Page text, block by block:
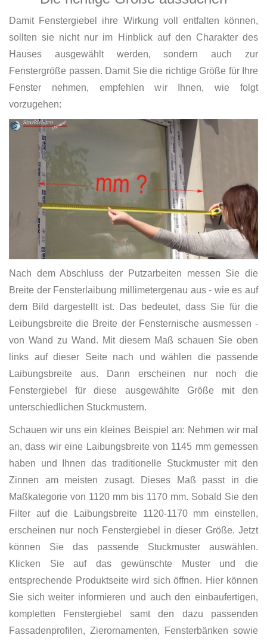
Damit Fenstergiebel ihre Wirkung voll entfalten können,
sollten sie nicht nur im Hinblick auf den Charakter des
Hauses ausgewählt werden, sondern auch zur
Fenstergröße passen. Damit Sie die richtige Größe für Ihre
Fenster nehmen, empfehlen wir Ihnen, wie folgt
vorzugehen:
Nach dem Abschluss der Putzarbeiten messen Sie die
Breite der Fensterlaibung millimetergenau aus - wie es auf
dem Bild dargestellt ist. Das bedeutet, dass Sie für die
Leibungsbreite die Breite der Fensternische ausmessen -
von Wand zu Wand. Mit diesem Maß schauen Sie oben
links auf dieser Seite nach und wählen die passende
Laibungsbreite aus. Dann erscheinen nur noch die
Fenstergiebel für diese ausgewählte Größe mit den
unterschiedlichen Stuckmustern.
Schauen wir uns ein kleines Beispiel an: Nehmen wir mal
an, dass wir eine Laibungsbreite von 1145 mm gemessen
haben und Ihnen das traditionelle Stuckmuster mit den
Zinnen am meisten zusagt. Dieses Maß passt in die
Maßkategorie von 1120 mm bis 1170 mm. Sobald Sie den
Filter auf die Laibungsbreite 1120-1170 mm einstellen,
erscheinen nur noch Fenstergiebel in dieser Größe. Jetzt
können Sie das passende Stuckmuster auswählen.
Klicken Sie auf das gewünschte Muster und die
entsprechende Produktseite wird sich öffnen. Hier können
Sie sich weiter informieren und auch den einbaufertigen,
kompletten Fenstergiebel samt den dazu passenden
Fassadenprofilen, Zierornamenten, Fensterbänken sowie